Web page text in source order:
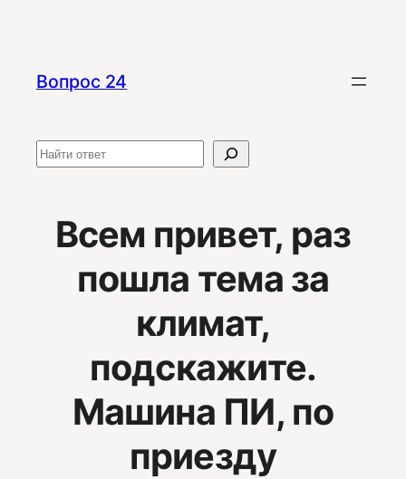
содержимому
Вопрос 24
Поиск
Всем привет, раз
пошла тема за
климат,
подскажите.
Машина ПИ, по
приезду